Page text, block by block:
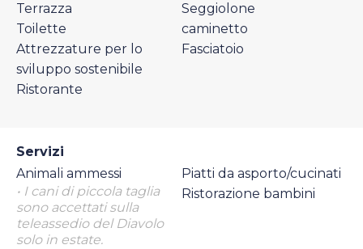
Terrazza
Toilette
Attrezzature per lo
sviluppo sostenibile
Ristorante
Seggiolone
caminetto
Fasciatoio
Servizi
Animali ammessi
• I cani di piccola taglia
sono accettati sulla
teleassedio del Diavolo
solo in estate.
Piatti da asporto/cucinati
Ristorazione bambini